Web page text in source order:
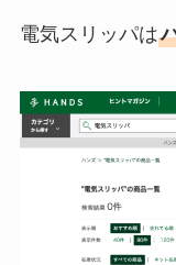
電気スリッパは